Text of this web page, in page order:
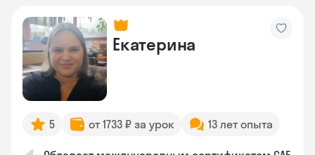
Екатерина
5 от 1733 ₽ за урок 13 лет опыта